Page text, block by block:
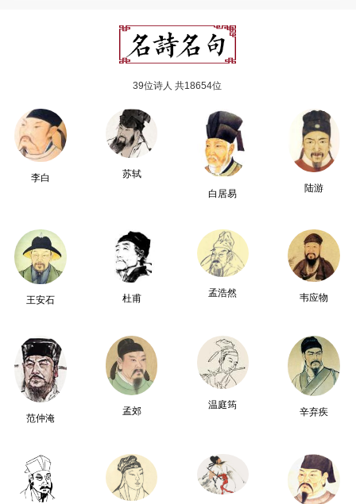
39位诗人 共18654位
李白
苏轼
白居易
陆游
王安石 杜甫
孟浩然 韦应物
范仲淹
孟郊
温庭筠
辛弃疾